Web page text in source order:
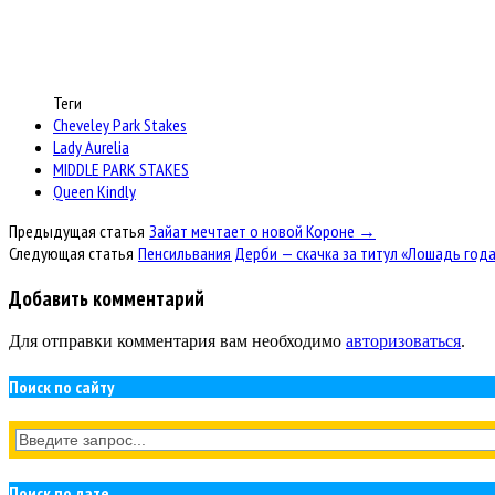
Теги
Cheveley Park Stakes
Lady Aurelia
MIDDLE PARK STAKES
Queen Kindly
Предыдущая статья Зайат мечтает о новой Короне →
Следующая статья Пенсильвания Дерби — cкачка за титул «Лошадь
Добавить комментарий
Для отправки комментария вам необходимо авторизоваться.
Поиск по сайту